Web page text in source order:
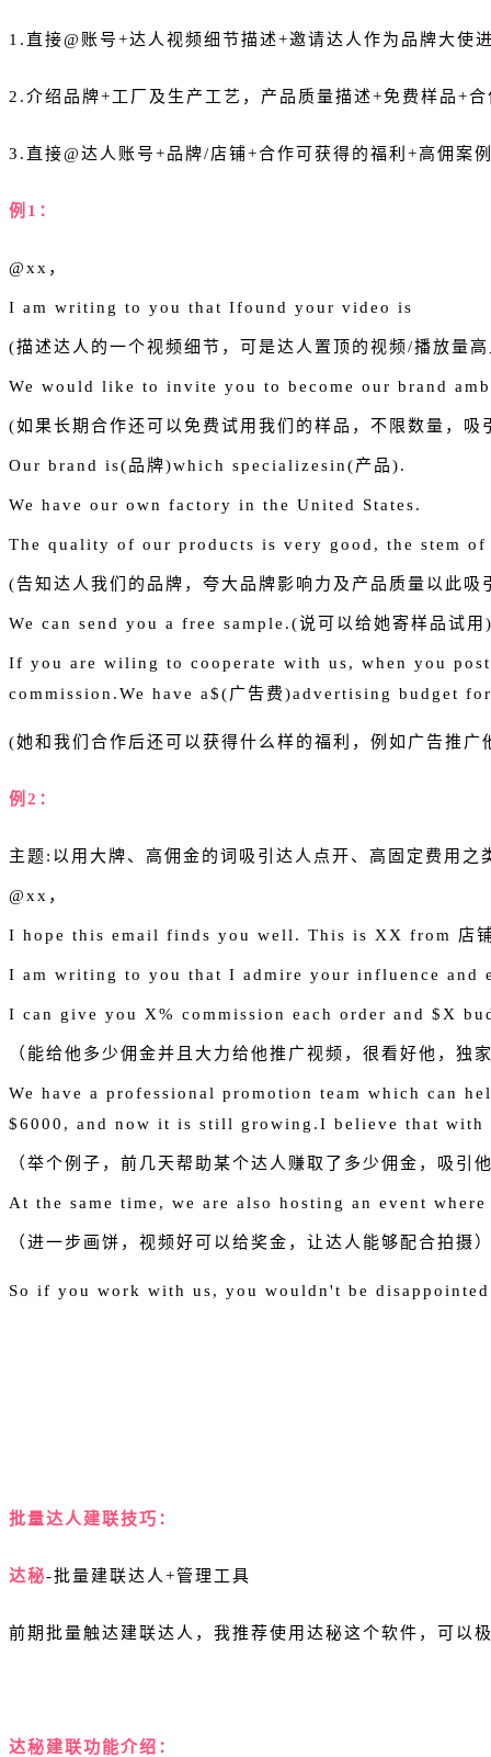
1.直接@账号+达人视频细节描述+邀请达人作为品牌大使
2.介绍品牌+工厂及生产工艺，产品质量描述+免费样品+
3.直接@达人账号+品牌/店铺+合作可获得的福利+高佣案
例1：
@xx，
I am writing to you that Ifound your video is
(描述达人的一个视频细节，可是达人置顶的视频/播放量
We would like to invite you to become our brand
(如果长期合作还可以免费试用我们的样品，不限数量，吸
Our brand is(品牌)which specializesin(产品).
We have our own factory in the United States.
The quality of our products is very good, the stem of
(告知达人我们的品牌，夸大品牌影响力及产品质量以此吸
We can send you a free sample.(说可以给她寄样品试用
If you are wiling to cooperate with us, when you
commission.We have a$(广吿费)advertising budget
(她和我们合作后还可以获得什么样的福利，例如广告推广
例2：
主题:以用大牌、高佣金的词吸引达人点开、高固定费用之
@xx，
I hope this email finds you well. This is XX from 店
I am writing to you that I admire your influence and
I can give you X% commission each order and $X
（能给他多少佣金并且大力给他推广视频，很看好他，独
We have a professional promotion team which can
$6000, and now it is still growing.I believe that with
（举个例子，前几天帮助某个达人赚取了多少佣金，吸引
At the same time, we are also hosting an event
（进一步画饼，视频好可以给奖金，让达人能够配合拍摄
So if you work with us, you wouldn't be
批量达人建联技巧：
达秘-批量建联达人+管理工具
前期批量触达建联达人，我推荐使用达秘这个软件，可以
达秘建联功能介绍：